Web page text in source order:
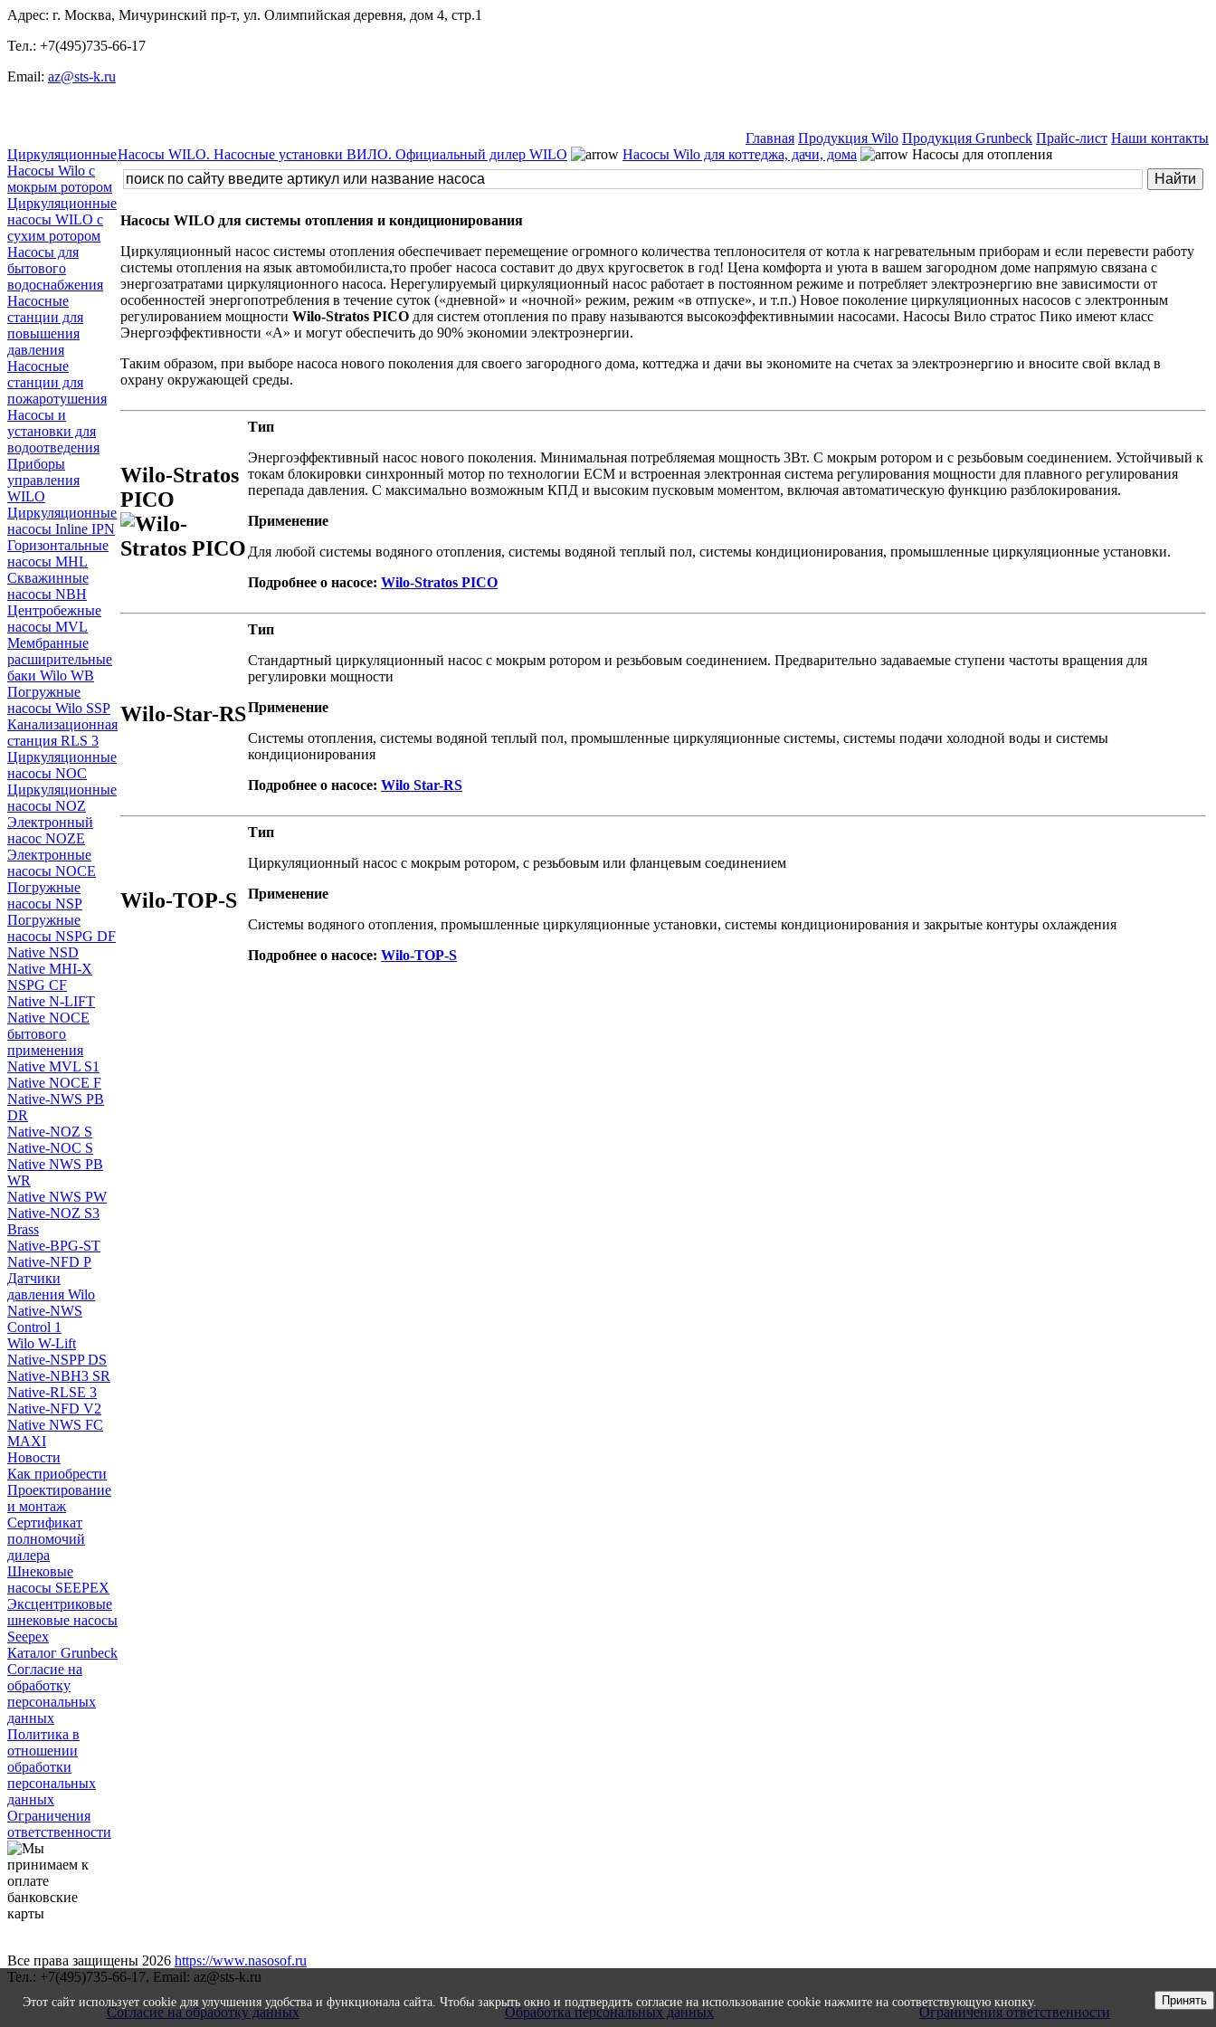
Адрес: г. Москва, Мичуринский пр-т, ул. Олимпийская деревня, дом 4, стр.1
Тел.: +7(495)735-66-17
Email: az@sts-k.ru
Главная Продукция Wilo Продукция Grunbeck Прайс-лист Наши контакты
Циркуляционные
Насосы Wilo с
мокрым ротором
Циркуляционные
насосы WILO с
сухим ротором
Насосы для
бытового
водоснабжения
Насосные
станции для
повышения
давления
Насосные
станции для
пожаротушения
Насосы и
установки для
водоотведения
Приборы
управления
WILO
Циркуляционные
насосы Inline IPN
Горизонтальные
насосы MHL
Скважинные
насосы NBH
Центробежные
насосы MVL
Мембранные
расширительные
баки Wilo WB
Погружные
насосы Wilo SSP
Канализационная
станция RLS 3
Циркуляционные
насосы NOC
Циркуляционные
насосы NOZ
Электронный
насос NOZE
Электронные
насосы NOCE
Погружные
насосы NSP
Погружные
насосы NSPG DF
Native NSD
Native MHI-X
NSPG CF
Native N-LIFT
Native NOCE
бытового
применения
Native MVL S1
Native NOCE F
Native-NWS PB
DR
Native-NOZ S
Native-NOC S
Native NWS PB
WR
Native NWS PW
Native-NOZ S3
Brass
Native-BPG-ST
Native-NFD P
Датчики
давления Wilo
Native-NWS
Control 1
Wilo W-Lift
Native-NSPP DS
Native-NBH3 SR
Native-RLSE 3
Native-NFD V2
Native NWS FC
MAXI
Новости
Как приобрести
Проектирование
и монтаж
Сертификат
полномочий
дилера
Шнековые
насосы SEEPEX
Эксцентриковые
шнековые насосы
Seepex
Каталог Grunbeck
Согласие на
обработку
персональных
данных
Политика в
отношении
обработки
персональных
данных
Ограничения
ответственности
Насосы WILO. Насосные установки ВИЛО. Официальный дилер WILO Насосы Wilo для коттеджа, дачи, дома Насосы для отопления
Насосы WILO для системы отопления и кондиционирования
Циркуляционный насос системы отопления обеспечивает перемещение огромного количества теплоносителя от котла к нагревательным приборам и если перевести работу
системы отопления на язык автомобилиста,то пробег насоса составит до двух кругосветок в год! Цена комфорта и уюта в вашем загородном доме напрямую связана с
энергозатратами циркуляционного насоса. Нерегулируемый циркуляционный насос работает в постоянном режиме и потребляет электроэнергию вне зависимости от
особенностей энергопотребления в течение суток («дневной» и «ночной» режим, режим «в отпуске», и т.п.) Новое поколение циркуляционных насосов с электронным
регулированием мощности Wilo-Stratos PICO для систем отопления по праву называются высокоэффективнымии насосами. Насосы Вило стратос Пико имеют класс
Энергоэффективности «А» и могут обеспечить до 90% экономии электроэнергии.
Таким образом, при выборе насоса нового поколения для своего загородного дома, коттеджа и дачи вы экономите на счетах за электроэнергию и вносите свой вклад в
охрану окружающей среды.
Wilo-Stratos
PICO
Тип
Энергоэффективный насос нового поколения. Минимальная потребляемая мощность 3Вт. С мокрым ротором и с резьбовым соединением. Устойчивый к
токам блокировки синхронный мотор по технологии ECM и встроенная электронная система регулирования мощности для плавного регулирования
перепада давления. С максимально возможным КПД и высоким пусковым моментом, включая автоматическую функцию разблокирования.
Применение
Для любой системы водяного отопления, системы водяной теплый пол, системы кондиционирования, промышленные циркуляционные установки.
Подробнее о насосе: Wilo-Stratos PICO
Wilo-Star-RS
Тип
Стандартный циркуляционный насос с мокрым ротором и резьбовым соединением. Предварительно задаваемые ступени частоты вращения для
регулировки мощности
Применение
Системы отопления, системы водяной теплый пол, промышленные циркуляционные системы, системы подачи холодной воды и системы
кондиционирования
Подробнее о насосе: Wilo Star-RS
Wilo-TOP-S
Тип
Циркуляционный насос с мокрым ротором, с резьбовым или фланцевым соединением
Применение
Системы водяного отопления, промышленные циркуляционные установки, системы кондиционирования и закрытые контуры охлаждения
Подробнее о насосе: Wilo-TOP-S
Все права защищены 2026 https://www.nasosof.ru
Тел.: +7(495)735-66-17, Email: az@sts-k.ru
Согласие на обработку данных Обработка персональных данных Ограничения ответственности
Этот сайт использует cookie для улучшения удобства и функционала сайта. Чтобы закрыть окно и подтвердить согласие на использование cookie нажмите на соответствующую кнопку. Принять